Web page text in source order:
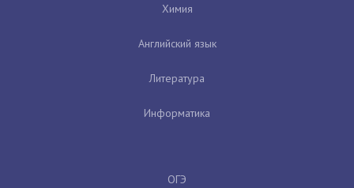
Химия
Английский язык
Литература
Информатика
ОГЭ